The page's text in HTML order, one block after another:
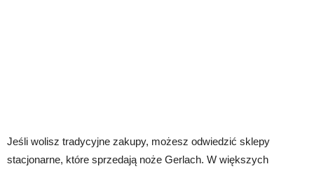
Jeśli wolisz tradycyjne zakupy, możesz odwiedzić sklepy
stacjonarne, które sprzedają noże Gerlach. W większych